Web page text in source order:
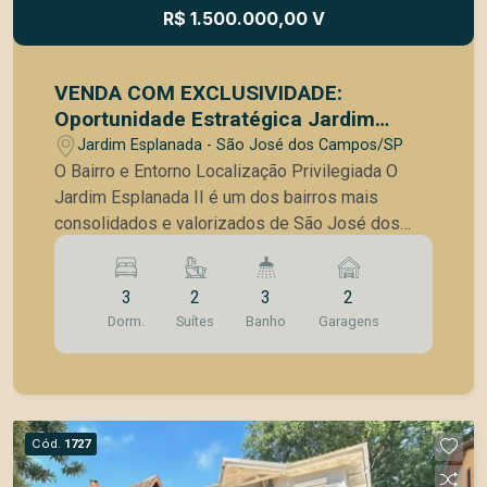
R$ 1.500.000,00 V
VENDA COM EXCLUSIVIDADE:
Oportunidade Estratégica Jardim
Esplanada II Localização Premium e
Zona Mista
Jardim Esplanada - São José dos Campos/SP
O Bairro e Entorno Localização Privilegiada O
Jardim Esplanada II é um dos bairros mais
consolidados e valorizados de São José dos
Campos. Sua infraestrutura completa e
arborizada oferece uma qualidade de vida
singular, unindo o charme residencial a uma rede
de serviços de altíssimo nível. -Conveniência
Extrema: Localizada na Rua Laurent Martins, ao
exatamente em frente ao Colégio Anglo e a curta
distância do Poliedro, garantindo um fluxo
3
Dorm.
2
Suítes
3
Banho
2
Garagens
Cód. 1727